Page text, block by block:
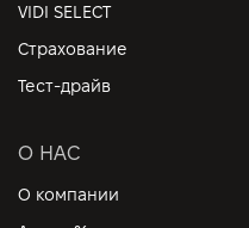
VIDI SELECT
Страхование
Тест-драйв
О НАС
О компании